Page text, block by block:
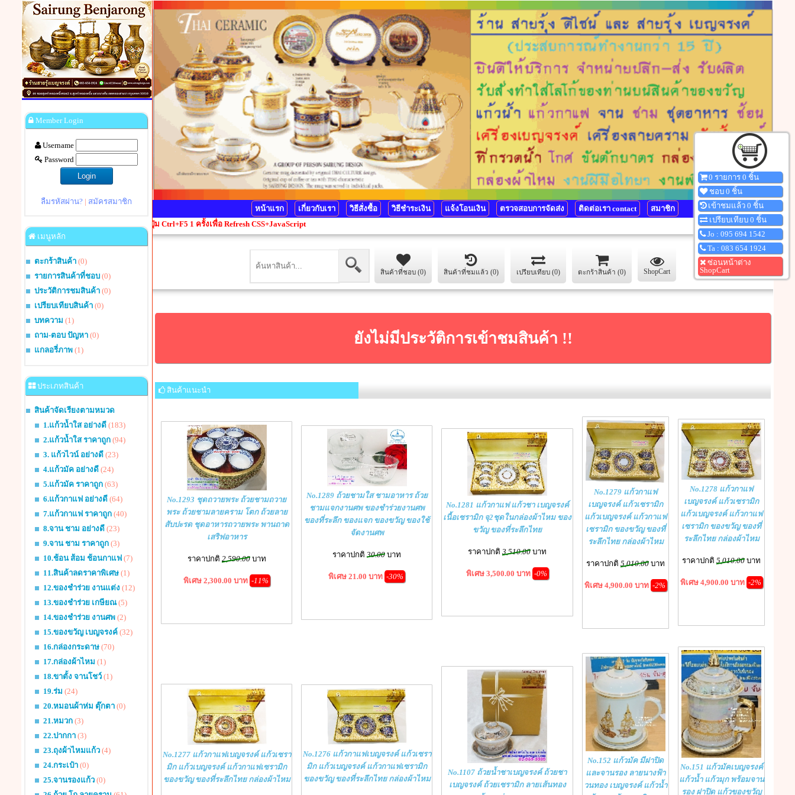
Member Login
Username
Password
ลืมรหัสผ่าน? | สมัครสมาชิก
เมนูหลัก
ตะกร้าสินค้า (0)
รายการสินค้าที่ชอบ (0)
ประวัติการชมสินค้า (0)
เปรียบเทียบสินค้า (0)
บทความ (1)
ถาม-ตอบ ปัญหา (0)
แกลอรี่ภาพ (1)
ประเภทสินค้า
สินค้าจัดเรียงตามหมวด
1.แก้วน้ำใส อย่างดี (183)
2.แก้วน้ำใส ราคาถูก (94)
3. แก้วไวน์ อย่างดี (23)
4.แก้วมัค อย่างดี (24)
5.แก้วมัค ราคาถูก (63)
6.แก้วกาแฟ อย่างดี (64)
7.แก้วกาแฟ ราคาถูก (40)
8.จาน ชาม อย่างดี (23)
9.จาน ชาม ราคาถูก (3)
10.ช้อน ส้อม ช้อนกาแฟ (7)
11.สินค้าลดราคาพิเศษ (1)
12.ของชำร่วย งานแต่ง (12)
13.ของชำร่วย เกษียณ(5)
14.ของชำร่วย งานศพ (2)
15.ของขวัญ เบญจรงค์ (32)
16.กล่องกระดาษ (70)
17.กล่องผ้าไหม (1)
18.ขาตั้ง จานโชว์ (1)
19.ร่ม (24)
20.หมอนผ้าห่ม ตุ๊กตา (0)
21.หมวก (3)
22.ปากกา (3)
23.ถุงผ้าไหมแก้ว (4)
24.กระเป๋า (0)
25.จานรองแก้ว (0)
หน้าแรก เกี่ยวกับเรา วิธีสั่งซื้อ วิธีชำระเงิน แจ้งโอนเงิน ตรวจสอบการจัดส่ง ติดต่อเรา contact
สมาชิก
ไหนแสดงผลผิดเพี้ยน กรุณากดปุ่ม Ctrl+F5 1 ครั้งเพื่อ Refresh CSS+JavaScript
สินค้าที่ชอบ (0) สินค้าที่ชมแล้ว (0) เปรียบเทียบ (0) ตะกร้าสินค้า (0) ShopCart
ยังไม่มีประวัติการเข้าชมสินค้า !!
สินค้าแนะนำ
No.1293 ชุดถวายพระ ถ้วยชามถวาย
พระ ถ้วยชามลายคราม โตก ถ้วยลาย
สับปะรด ชุดอาหารถวายพระ พานถาด
เสริฟอาหาร
ราคาปกติ 2,590.00บาท
พิเศษ 2,300.00 บาท -11%
No.1289 ถ้วยชามใส ชามอาหาร ถ้วย
ชามแจกงานศพ ของชำร่วยงานศพ
ของที่ระลึก ของแจก ของขวัญ ของใช้
จัดงานศพ
ราคาปกติ 30.00 บาท
พิเศษ 21.00 บาท -30%
No.1281 แก้วกาแฟ แก้วชา เบญจรงค์
เนื้อเซรามิก จุ2ชุดในกล่องผ้าไหม ของ
ขวัญ ของที่ระลึกไทย
ราคาปกติ 3,510.00 บาท
พิเศษ 3,500.00 บาท -0%
No.1279 แก้วกาแฟ
เบญจรงค์ แก้วเซรามิก
แก้วเบญจรงค์ แก้วกาแฟ
เซรามิก ของขวัญ ของที่
ระลึกไทย กล่องผ้าไหม
ราคาปกติ 5,010.00 บาท
พิเศษ 4,900.00 บาท -2%
No.1278 แก้วกาแฟ
เบญจรงค์ แก้วเซรามิก
แก้วเบญจรงค์ แก้วกาแฟ
เซรามิก ของขวัญ ของที่
ระลึกไทย กล่องผ้าไหม
ราคาปกติ 5,010.00 บาท
พิเศษ 4,900.00 บาท -2%
No.1277 แก้วกาแฟเบญจรงค์ แก้วเซรา
มิก แก้วเบญจรงค์ แก้วกาแฟเซรามิก
ของขวัญ ของที่ระลึกไทย กล่องผ้าไหม
No.1276 แก้วกาแฟเบญจรงค์ แก้วเซรา
มิก แก้วเบญจรงค์ แก้วกาแฟเซรามิก
ของขวัญ ของที่ระลึกไทย กล่องผ้าไหม
No.1107 ถ้วยน้ำชาเบญจรงค์ ถ้วยชา
เบญจรงค์ ถ้วยเซรามิก ลายเส้นทอง
No.152 แก้วมัค มีฝาปิด
และจานรอง ลายนางฟ้า
วนทอง เบญจรงค์ แก้วน้ำ
No.151 แก้วมัคเบญจรงค์
แก้วน้ำ แก้วมุก พร้อมจาน
รอง ฝาปิด แก้วของขวัญ
0 รายการ 0 ชิ้น
ชอบ 0 ชิ้น
เข้าชมแล้ว 0 ชิ้น
เปรียบเทียบ 0 ชิ้น
Jo : 095 694 1542
Ta : 083 654 1924
ซ่อนหน้าต่าง
ShopCart